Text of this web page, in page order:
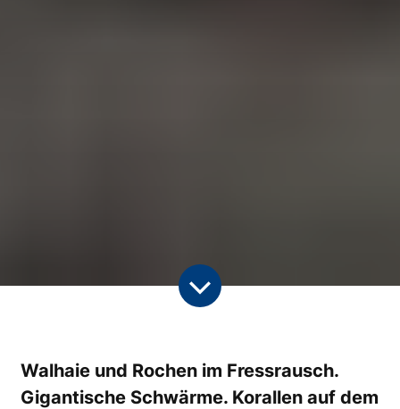
Walhaie und Rochen im Fressrausch.
Gigantische Schwärme. Korallen auf dem